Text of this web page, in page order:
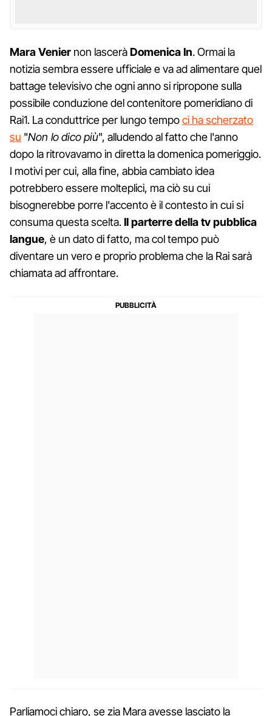
Mara Venier non lasceràDomenica In. Ormai la
notizia sembra essere ufficiale e va ad alimentare quel
battage televisivo che ogni anno si ripropone sulla
possibile conduzione del contenitore pomeridiano di
Rai1. La conduttrice per lungo tempoci ha scherzato
su "Non lo dico più", alludendo al fatto che l'anno
dopo la ritrovavamo in diretta la domenica pomeriggio.
I motivi per cui, alla fine, abbia cambiato idea
potrebbero essere molteplici, ma ciò su cui
bisognerebbe porre l'accento è il contesto in cui si
consuma questa scelta.Il parterre della tv pubblica
langue, è un dato di fatto, ma col tempo può
diventare un vero e proprio problema che la Rai sarà
chiamata ad affrontare.
Parliamoci chiaro, se zia Mara avesse lasciato la